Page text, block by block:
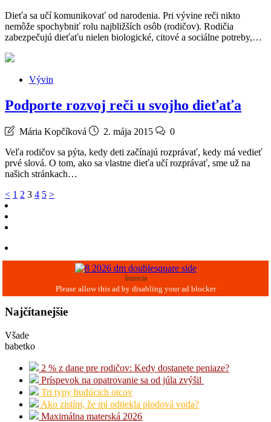
Dieťa sa učí komunikovať od narodenia. Pri vývine reči nikto
nemôže spochybniť rolu najbližších osôb (rodičov). Rodičia
zabezpečujú dieťaťu nielen biologické, citové a sociálne potreby,…
Vývin
Podporte rozvoj reči u svojho dieťaťa
Mária Kopčíková 2. mája 2015
0
Veľa rodičov sa pýta, kedy deti začínajú rozprávať, kedy má vedieť
prvé slová. O tom, ako sa vlastne dieťa učí rozprávať, sme už na
našich stránkach…
Stránkovanie
príspevkov
< 1 2 3 4 5 >
Inzercia
Najčítanejšie
Všade
babetko
2 % z dane pre rodičov: Kedy dostanete peniaze?
Príspevok na opatrovanie sa od júla zvýšil
Tri typy budúcich otcov
Ako zistím, že mi odtiekla plodová voda?
Maximálna materská 2026